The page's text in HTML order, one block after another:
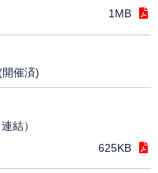
1MB
催済)
結）
625KB